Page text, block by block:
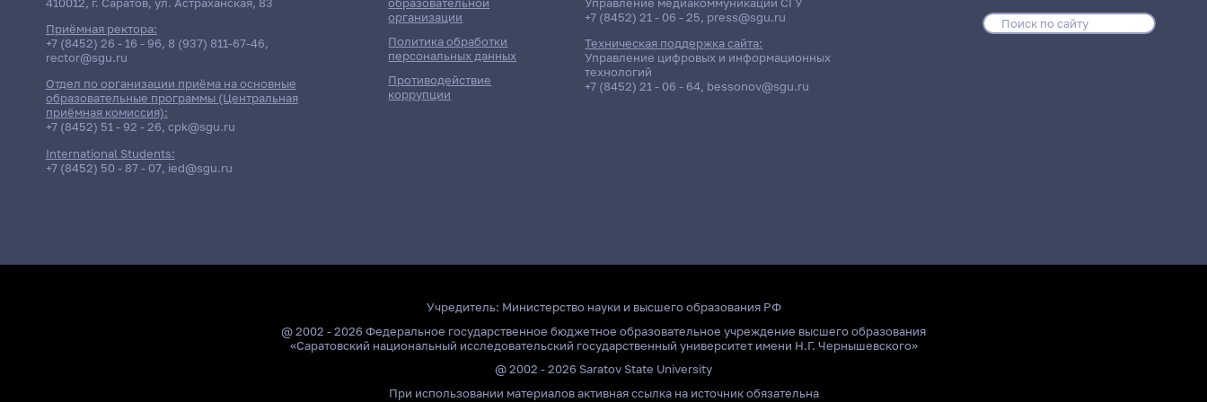
Приёмная ректора:
+7 (8452) 26 - 16 - 96, 8 (937) 811-67-46,
rector@sgu.ru
Отдел по организации приёма на основные
образовательные программы (Центральная
приёмная комиссия):
+7 (8452) 51 - 92 - 26, cpk@sgu.ru
International Students:
+7 (8452) 50 - 87 - 07, ied@sgu.ru
организации
Политика обработки
персональных данных
Противодействие
коррупции
+7 (8452) 21 - 06 - 25, press@sgu.ru
Техническая поддержка сайта:
Управление цифровых и информационных
технологий
+7 (8452) 21 - 06 - 64, bessonov@sgu.ru
Учредитель: Министерство науки и высшего образования РФ
@ 2002 - 2026 Федеральное государственное бюджетное образовательное учреждение высшего образования
«Саратовский национальный исследовательский государственный университет имени Н.Г. Чернышевского»
@ 2002 - 2026 Saratov State University
При использовании материалов активная ссылка на источник обязательна